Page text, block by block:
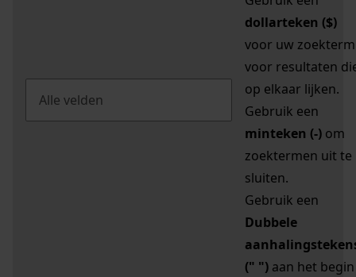
dollarteken ($)
voor uw zoekterm
voor resultaten
op elkaar lijken.
Gebruik een
minteken (-) om
zoektermen uit te
sluiten.
Gebruik een
Dubbele
(" ") aan het begin